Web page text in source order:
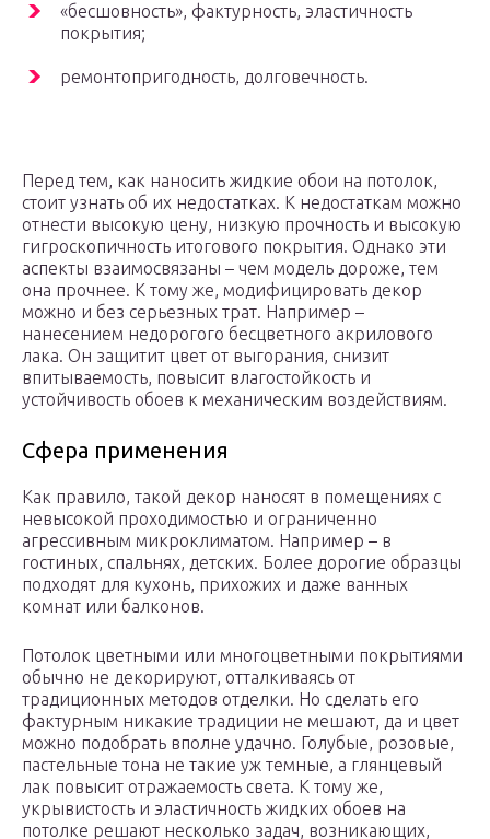
«бесшовность», фактурность, эластичность
покрытия;
ремонтопригодность, долговечность.
Перед тем, как наносить жидкие обои на потолок,
стоит узнать об их недостатках. К недостаткам можно
отнести высокую цену, низкую прочность и высокую
гигроскопичность итогового покрытия. Однако эти
аспекты взаимосвязаны – чем модель дороже, тем
она прочнее. К тому же, модифицировать декор
можно и без серьезных трат. Например –
нанесением недорогого бесцветного акрилового
лака. Он защитит цвет от выгорания, снизит
впитываемость, повысит влагостойкость и
устойчивость обоев к механическим воздействиям.
Сфера применения
Как правило, такой декор наносят в помещениях с
невысокой проходимостью и ограниченно
агрессивным микроклиматом. Например – в
гостиных, спальнях, детских. Более дорогие образцы
подходят для кухонь, прихожих и даже ванных
комнат или балконов.
Потолок цветными или многоцветными покрытиями
обычно не декорируют, отталкиваясь от
традиционных методов отделки. Но сделать его
фактурным никакие традиции не мешают, да и цвет
можно подобрать вполне удачно. Голубые, розовые,
пастельные тона не такие уж темные, а глянцевый
лак повысит отражаемость света. К тому же,
укрывистость и эластичность жидких обоев на
потолке решают несколько задач, возникающих,